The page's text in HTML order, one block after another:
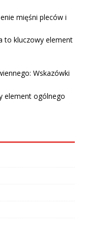
mięśni pleców i
to kluczowy element
Wskazówki
element ogólnego